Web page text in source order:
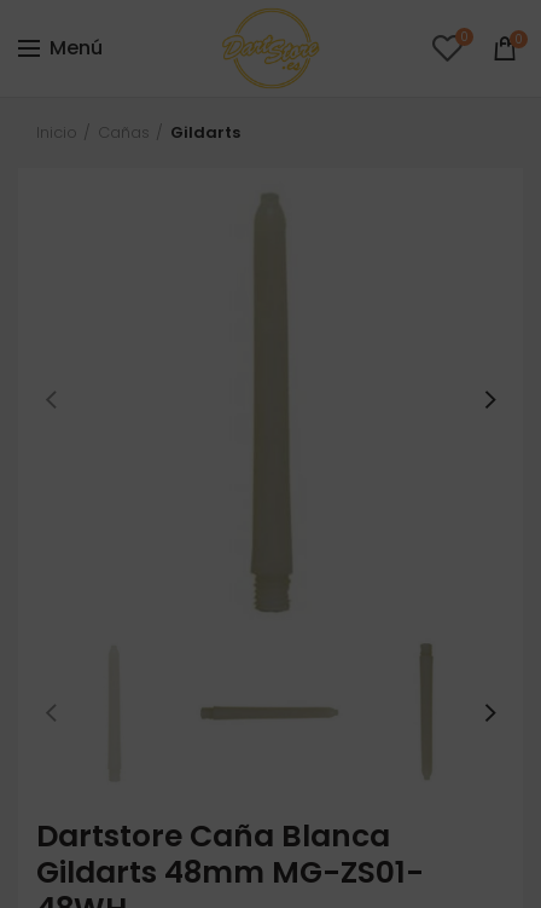
Menú 0 0
Inicio Cañas Gildarts
Dartstore Caña Blanca
Gildarts 48mm MG-ZS01-